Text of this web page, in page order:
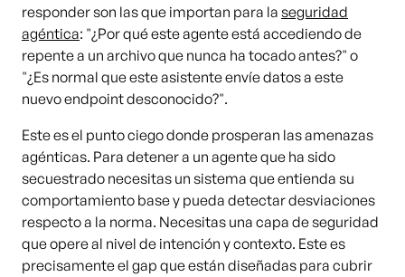
responder son las que importan para la seguridad
agéntica: "¿Por qué este agente está accediendo de
repente a un archivo que nunca ha tocado antes?" o
"¿Es normal que este asistente envíe datos a este
nuevo endpoint desconocido?".
Este es el punto ciego donde prosperan las amenazas
agénticas. Para detener a un agente que ha sido
secuestrado necesitas un sistema que entienda su
comportamiento base y pueda detectar desviaciones
respecto a la norma. Necesitas una capa de seguridad
que opere al nivel de intención y contexto. Este es
precisamente el gap que están diseñadas para cubrir